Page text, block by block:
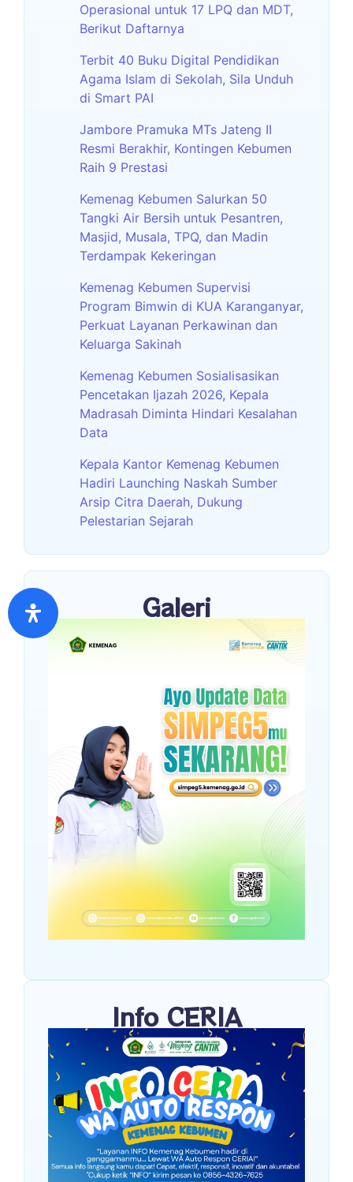
Operasional untuk 17 LPQ dan MDT,
Berikut Daftarnya
Terbit 40 Buku Digital Pendidikan
Agama Islam di Sekolah, Sila Unduh
di Smart PAI
Jambore Pramuka MTs Jateng II
Resmi Berakhir, Kontingen Kebumen
Raih 9 Prestasi
Kemenag Kebumen Salurkan 50
Tangki Air Bersih untuk Pesantren,
Masjid, Musala, TPQ, dan Madin
Terdampak Kekeringan
Kemenag Kebumen Supervisi
Program Bimwin di KUA Karanganyar,
Perkuat Layanan Perkawinan dan
Keluarga Sakinah
Kemenag Kebumen Sosialisasikan
Pencetakan Ijazah 2026, Kepala
Madrasah Diminta Hindari Kesalahan
Data
Kepala Kantor Kemenag Kebumen
Hadiri Launching Naskah Sumber
Arsip Citra Daerah, Dukung
Pelestarian Sejarah
Galeri
Info CERIA